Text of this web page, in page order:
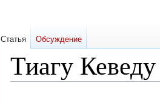
Тиагу Кеведу
Статья Обсуждение